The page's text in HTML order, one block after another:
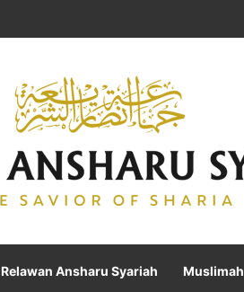
Relawan Ansharu Syariah Muslimah